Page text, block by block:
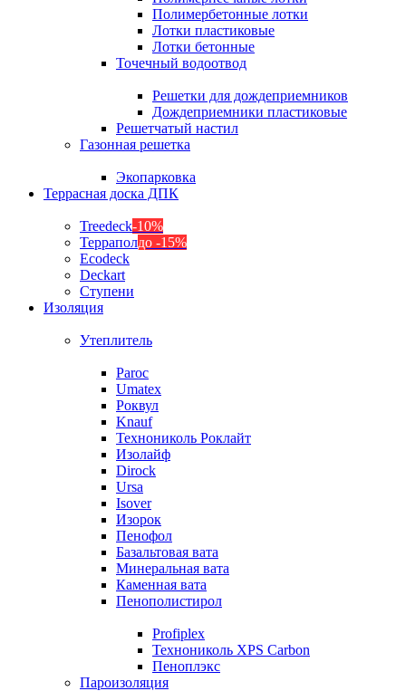
Полимербетонные лотки
Лотки пластиковые
Лотки бетонные
Точечный водоотвод
Решетки для дождеприемников
Дождеприемники пластиковые
Решетчатый настил
Газонная решетка
Экопарковка
Террасная доска ДПК
Treedeck-10%
Терраполдо -15%
Ecodeck
Deckart
Ступени
Изоляция
Утеплитель
Paroc
Umatex
Роквул
Knauf
Технониколь Роклайт
Изолайф
Dirock
Ursa
Isover
Изорок
Пенофол
Базальтовая вата
Минеральная вата
Каменная вата
Пенополистирол
Profiplex
Технониколь XPS Carbon
Пеноплэкс
Пароизоляция